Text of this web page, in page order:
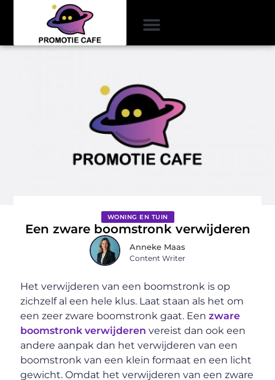
WONING EN TUIN
Een zware boomstronk verwijderen
Anneke Maas
Content Writer
Het verwijderen van een boomstronk is op
zichzelf al een hele klus. Laat staan als het om
een zeer zware boomstronk gaat. Eenzware
boomstronk verwijderen vereist dan ook een
andere aanpak dan het verwijderen van een
boomstronk van een klein formaat en een licht
gewicht. Omdat het verwijderen van een zware